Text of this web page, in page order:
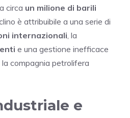
circa un milione di barili
è attribuibile a una serie di
internazionali, la
e una gestione inefficace
la compagnia petrolifera
e